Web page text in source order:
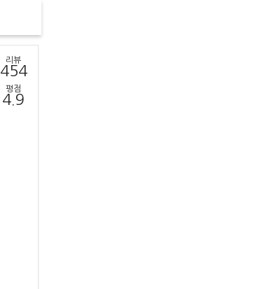
리뷰
454
평점
4.9